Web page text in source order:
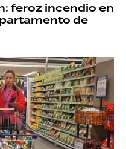
feroz incendio en
de